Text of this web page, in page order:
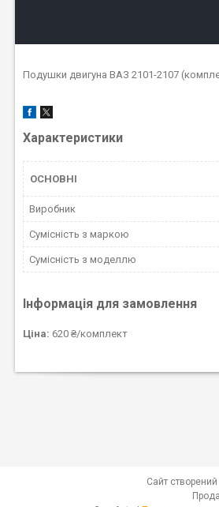
Подушки двигуна ВАЗ 2101-2107
Характеристики
ОСНОВНІ
Виробник
Сумісність з маркою
Сумісність з моделлю
Інформація для замовлення
Ціна: 620 ₴/комплект
Сайт